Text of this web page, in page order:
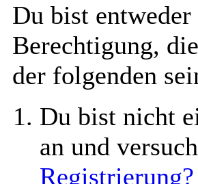
Du bist
Berechtigung,
der folgenden
Du bist nicht
an und
Registrierung?